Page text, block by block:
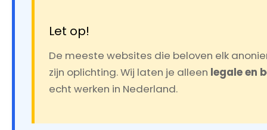
Let op!
De meeste websites die beloven elk
zijn oplichting. Wij laten je alleen legale en
echt werken in Nederland.